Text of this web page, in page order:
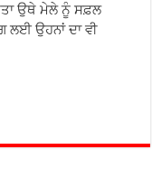
ਉਥੇ ਮੇਲੇ ਨੂੰ ਸਫ਼ਲ
ਲਈ ਉਹਨਾਂ ਦਾ ਵੀ